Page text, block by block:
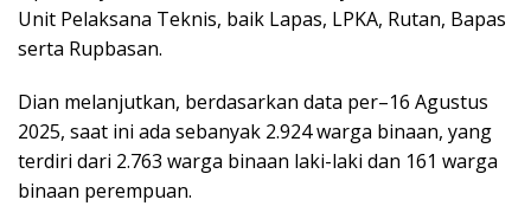
Unit Pelaksana Teknis, baik Lapas, LPKA, Rutan, Bapas
serta Rupbasan.
Dian melanjutkan, berdasarkan data per–16 Agustus
2025, saat ini ada sebanyak 2.924 warga binaan, yang
terdiri dari 2.763 warga binaan laki-laki dan 161 warga
binaan perempuan.